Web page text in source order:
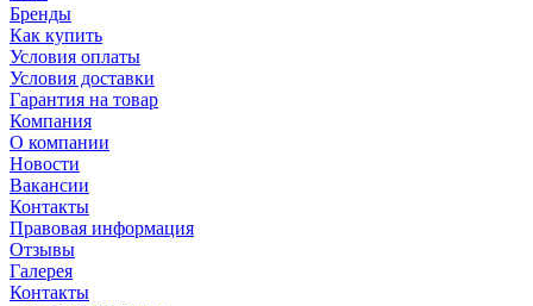
Бренды
Как купить
Условия оплаты
Условия доставки
Гарантия на товар
Компания
О компании
Новости
Вакансии
Контакты
Правовая информация
Отзывы
Галерея
Контакты